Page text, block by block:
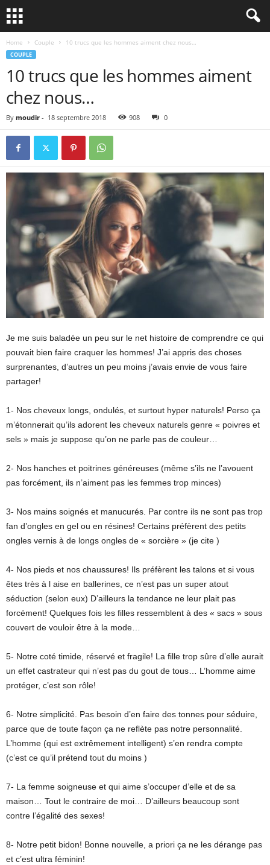
Home Couple 10 trucs que les hommes aiment chez nous…
COUPLE
10 trucs que les hommes aiment
chez nous…
By moudir - 18 septembre 2018 908 0
Je me suis baladée un peu sur le net histoire de comprendre ce qui
pouvait bien faire craquer les hommes! J’ai appris des choses
surprenantes, d’autres un peu moins j’avais envie de vous faire
partager!
1- Nos cheveux longs, ondulés, et surtout hyper naturels! Perso ça
m’étonnerait qu’ils adorent les cheveux naturels genre « poivres et
sels » mais je suppose qu’on ne parle pas de couleur…
2- Nos hanches et poitrines généreuses (même s’ils ne l’avouent
pas forcément, ils n’aiment pas les femmes trop minces)
3- Nos mains soignés et manucurés. Par contre ils ne sont pas trop
fan d’ongles en gel ou en résines! Certains préfèrent des petits
ongles vernis à de longs ongles de « sorcière » (je cite )
4- Nos pieds et nos chaussures! Ils préfèrent les talons et si vous
êtes très à l aise en ballerines, ce n’est pas un super atout
séduction (selon eux) D’ailleurs la tendance ne leur plait pas
forcément! Quelques fois les filles ressemblent à des « sacs » sous
couvert de vouloir être à la mode…
5- Notre coté timide, réservé et fragile! La fille trop sûre d’elle aurait
un effet castrateur qui n’est pas du gout de tous… L’homme aime
protéger, c’est son rôle!
6- Notre simplicité. Pas besoin d’en faire des tonnes pour séduire,
parce que de toute façon ça ne reflète pas notre personnalité.
L’homme (qui est extrêmement intelligent) s’en rendra compte
(c’est ce qu’il prétend tout du moins )
7- La femme soigneuse et qui aime s’occuper d’elle et de sa
maison… Tout le contraire de moi… D’ailleurs beaucoup sont
contre l’égalité des sexes!
8- Notre petit bidon! Bonne nouvelle, a priori ça ne les dérange pas
et c’est ultra féminin!